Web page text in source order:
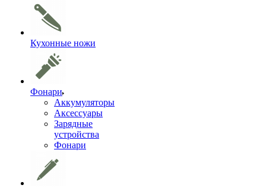
Кухонные ножи
Фонари
Аккумуляторы
Аксессуары
Зарядные
устройства
Фонари